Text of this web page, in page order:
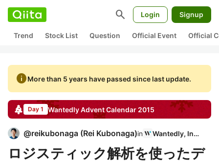
search Login Signup
Trend Stock List Question Official Event Official
infoMore than 5 years have passed since last update.
Day 1 WantedlyAdvent Calendar 2015
@reikubonaga (Rei Kubonaga)in Wantedly, Inc.
ロジスティック解析を使ったデ